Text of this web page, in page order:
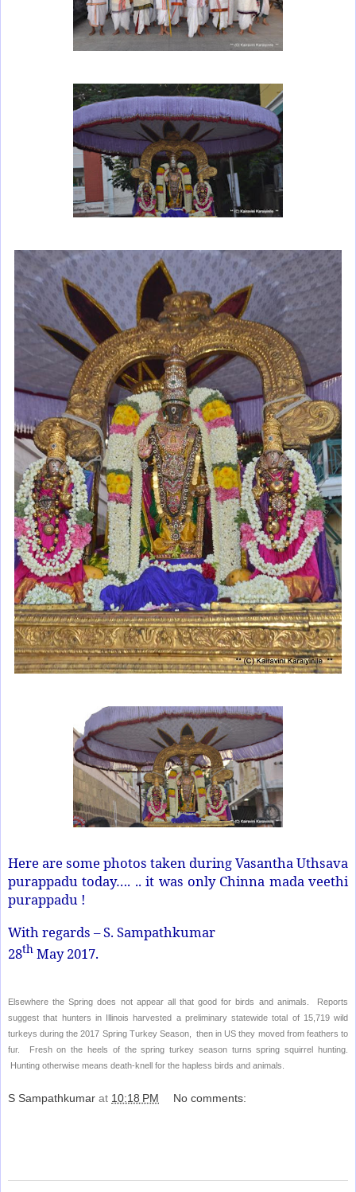
Here are some photos taken during Vasantha Uthsava
purappadu today…. .. it was only Chinna mada veethi
purappadu !
With regards – S. Sampathkumar
28th May 2017.
Elsewhere the Spring does not appear all that good for birds and animals. Reports
suggest that hunters in Illinois harvested a preliminary statewide total of 15,719 wild
turkeys during the 2017 Spring Turkey Season, then in US they moved from feathers to
fur. Fresh on the heels of the spring turkey season turns spring squirrel hunting.
Hunting otherwise means death-knell for the hapless birds and animals.
S Sampathkumar at 10:18 PM No comments: